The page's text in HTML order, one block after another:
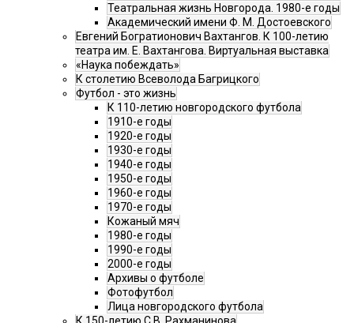
Театральная жизнь Новгорода. 1980-е годы
Академический имени Ф. М. Достоевского
Евгений Богратионович Вахтангов. К 100-летию
театра им. Е. Вахтангова. Виртуальная выставка
«Наука побеждать»
К столетию Всеволода Багрицкого
Футбол - это жизнь
К 110-летию новгородского футбола
1910-е годы
1920-е годы
1930-е годы
1940-е годы
1950-е годы
1960-е годы
1970-е годы
Кожаный мяч
1980-е годы
1990-е годы
2000-е годы
Архивы о футболе
Фотофутбол
Лица новгородского футбола